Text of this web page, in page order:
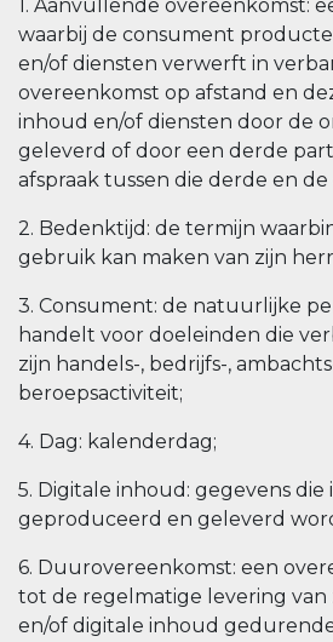
1. Aanvullende overeenkomst:
waarbij de consument
en/of diensten verwerft in
overeenkomst op afstand en
inhoud en/of diensten door de
geleverd of door een derde
afspraak tussen die derde en
2. Bedenktijd: de termijn
gebruik kan maken van zijn
3. Consument: de natuurlijke
handelt voor doeleinden die
zijn handels-, bedrijfs-,
beroepsactiviteit;
4. Dag: kalenderdag;
5. Digitale inhoud: gegevens die
geproduceerd en geleverd
6. Duurovereenkomst: een
tot de regelmatige levering van
en/of digitale inhoud